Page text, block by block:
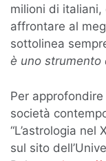
milioni di
affrontare al
sottolinea
è uno strumento
Per
società
“L’astrologia nel
sul sito